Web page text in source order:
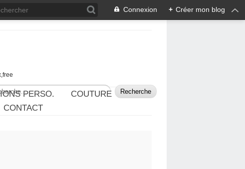
Connexion + Créer mon blog
PERSO.
COUTURE
CONTACT